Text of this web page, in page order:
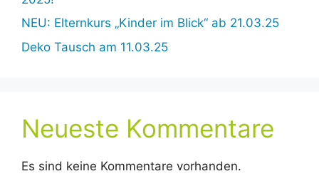
NEU: Elternkurs „Kinder im Blick“ ab 21.03.25
Deko Tausch am 11.03.25
Neueste Kommentare
Es sind keine Kommentare vorhanden.